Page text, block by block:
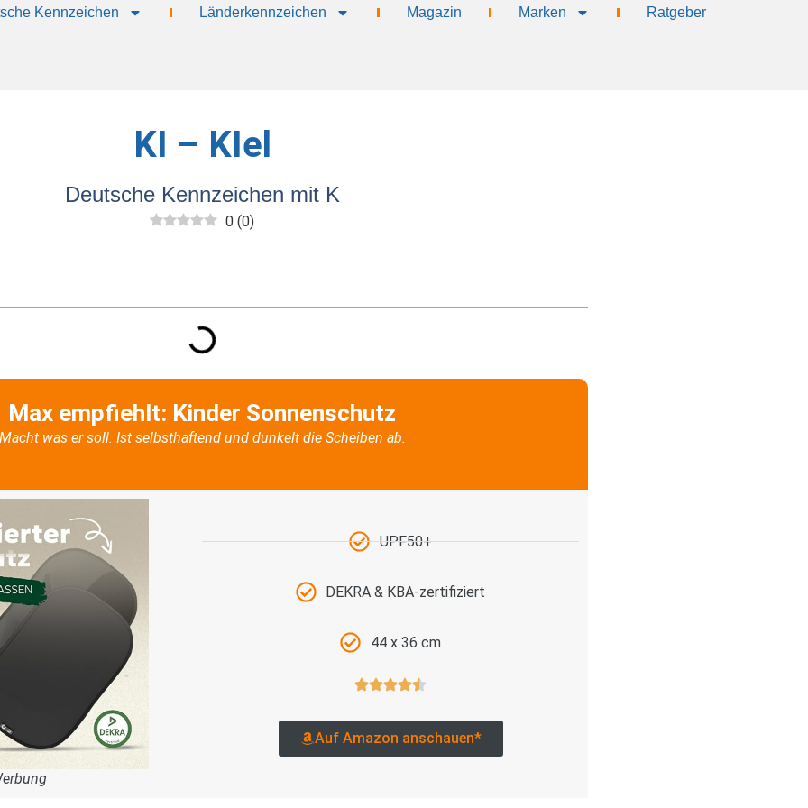
Kennzeichen Länderkennzeichen Magazin Marken Ratgeber
KI – KIel
Deutsche Kennzeichen mit K
0 (0)
Max empfiehlt: Kinder Sonnenschutz
was er soll. Ist selbsthaftend und dunkelt die Scheiben ab.
UPF50+
DEKRA & KBA-zertifiziert
44 x 36 cm
Auf Amazon anschauen*